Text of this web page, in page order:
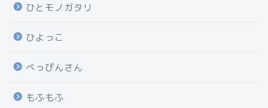
ひとモノガタリ
ひよっこ
べっぴんさん
もふもふ